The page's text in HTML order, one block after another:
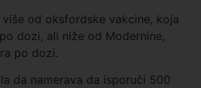
od oksfordske vakcine, koja
dozi, ali niže od Modernine,
po dozi.
da namerava da isporuči 500